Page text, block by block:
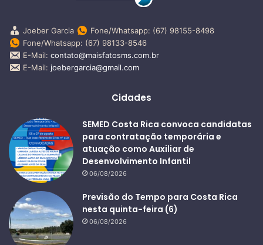
Joeber Garcia
Fone/Whatsapp: (67) 98155-8498
Fone/Whatsapp: (67) 98133-8546
E-Mail: contato@maisfatosms.com.br
E-Mail: joebergarcia@gmail.com
Cidades
SEMED Costa Rica convoca candidatas
para contratação temporária e
atuação como Auxiliar de
Desenvolvimento Infantil
06/08/2026
Previsão do Tempo para Costa Rica
nesta quinta-feira (6)
06/08/2026